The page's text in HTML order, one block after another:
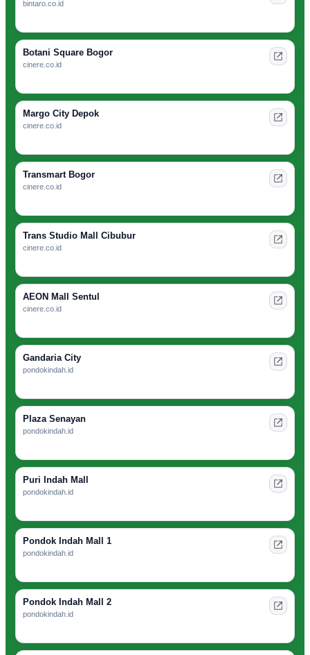
bintaro.co.id
Botani Square Bogor
cinere.co.id
Margo City Depok
cinere.co.id
Transmart Bogor
cinere.co.id
Trans Studio Mall Cibubur
cinere.co.id
AEON Mall Sentul
cinere.co.id
Gandaria City
pondokindah.id
Plaza Senayan
pondokindah.id
Puri Indah Mall
pondokindah.id
Pondok Indah Mall 1
pondokindah.id
Pondok Indah Mall 2
pondokindah.id